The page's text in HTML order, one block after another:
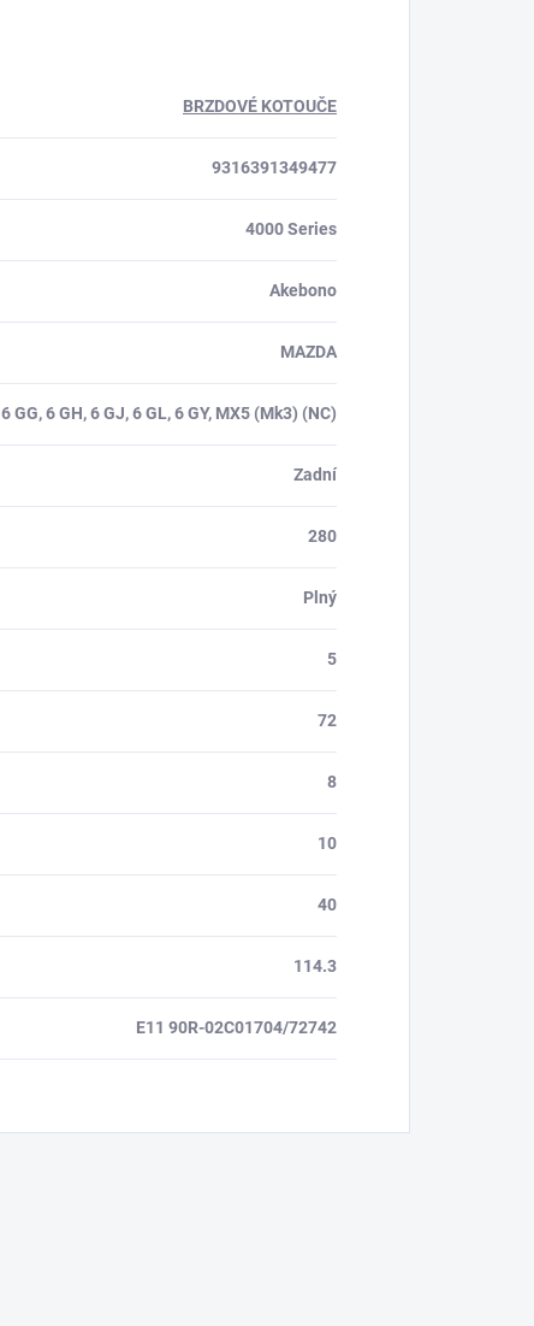
BRZDOVÉ KOTOUČE
9316391349477
4000 Series
Akebono
MAZDA
6 GG, 6 GH, 6 GJ, 6 GL, 6 GY, MX5 (Mk3) (NC)
Zadní
280
Plný
5
72
8
10
40
114.3
E11 90R-02C01704/72742